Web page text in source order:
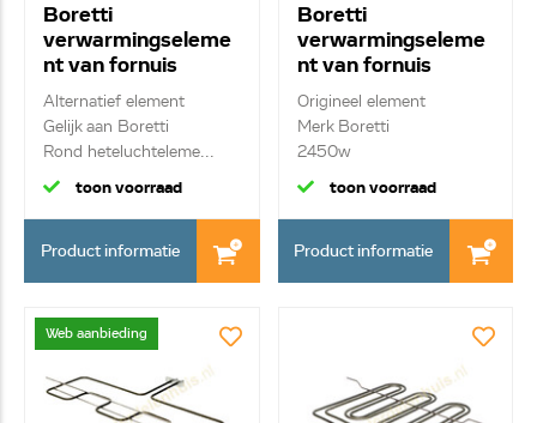
Boretti
verwarmingseleme
nt van fornuis
A45834
Alternatief element
Gelijk aan Boretti
Rond heteluchteleme...
toon voorraad
Product informatie
Boretti
verwarmingseleme
nt van fornuis
A45889
Origineel element
Merk Boretti
2450w
verwarmingselement bo...
toon voorraad
Product informatie
Web aanbieding